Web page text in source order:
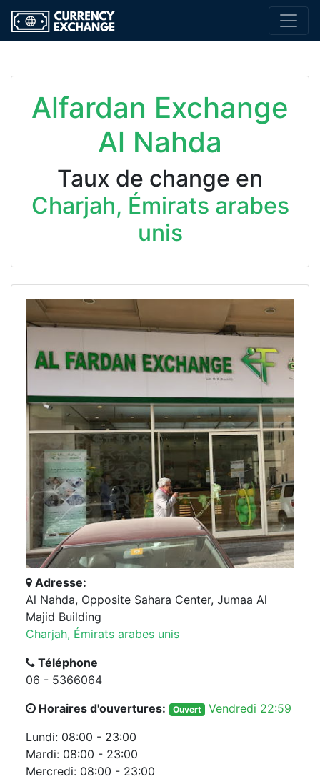
Alfardan Exchange
Al Nahda
Taux de change en
Charjah, Émirats arabes
unis
Adresse:
Al Nahda, Opposite Sahara Center, Jumaa Al
Majid Building
Charjah, Émirats arabes unis
Téléphone
06 - 5366064
Horaires d'ouvertures:
Ouvert
Vendredi 22:59
Lundi: 08:00 - 23:00
Mardi: 08:00 - 23:00
Mercredi: 08:00 - 23:00